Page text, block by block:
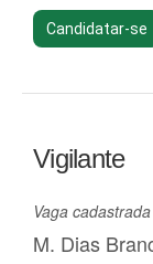
Candidatar-se
Vigilante
Vaga
M. Dias